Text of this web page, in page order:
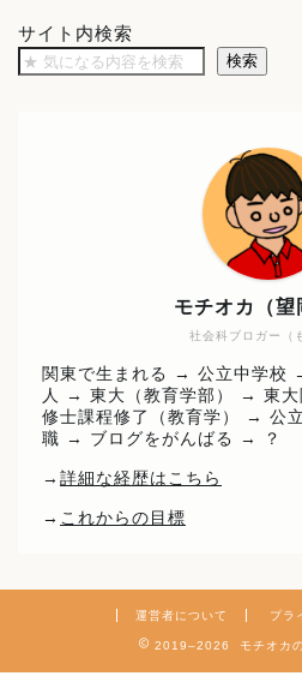
サイト内検索
検索
社会科ブロガー（
モチオカ（望
関東で生まれる → 公立中学校
人 → 東大（教育学部） → 東大
修士課程修了（教育学） → 公
職 → ブログをがんばる → ？
→ 詳細な経歴はこちら
→ これからの目標
運営者について プラ
2019–2026 モチオカの